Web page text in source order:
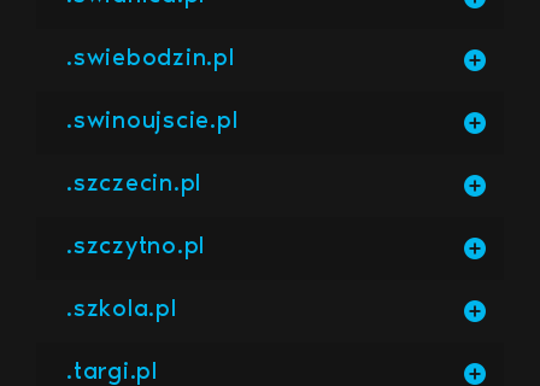
.swiebodzin.pl
.swinoujscie.pl
.szczecin.pl
.szczytno.pl
.szkola.pl
.targi.pl